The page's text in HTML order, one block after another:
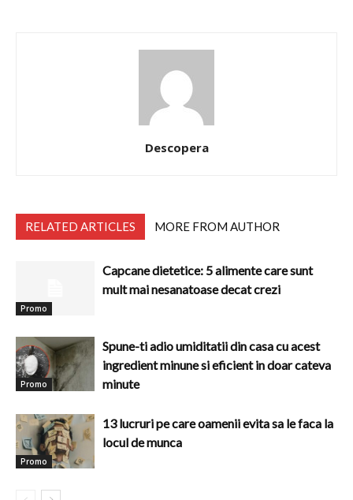
Descopera
RELATED ARTICLES MORE FROM AUTHOR
Promo
Capcane dietetice: 5 alimente care sunt
mult mai nesanatoase decat crezi
Promo
Spune-ti adio umiditatii din casa cu acest
ingredient minune si eficient in doar cateva
minute
Promo
13 lucruri pe care oamenii evita sa le faca la
locul de munca